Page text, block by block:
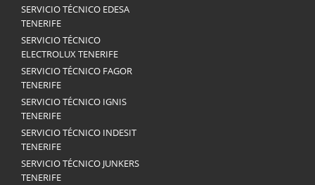
SERVICIO TÉCNICO EDESA
TENERIFE
SERVICIO TÉCNICO
ELECTROLUX TENERIFE
SERVICIO TÉCNICO FAGOR
TENERIFE
SERVICIO TÉCNICO IGNIS
TENERIFE
SERVICIO TÉCNICO INDESIT
TENERIFE
SERVICIO TÉCNICO JUNKERS
TENERIFE